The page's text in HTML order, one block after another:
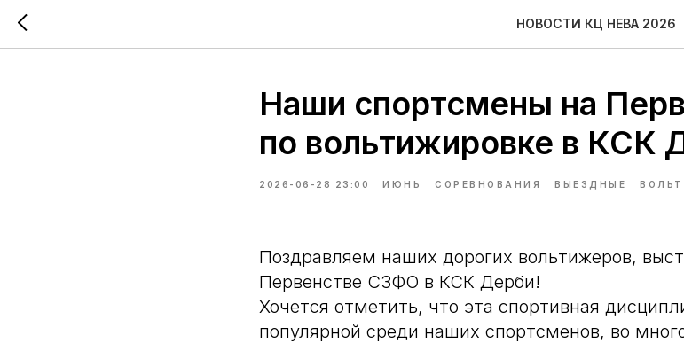
НОВОСТИ КЦ НЕВА 2026
Наши спортсмены на
по вольтижировке в КСК
2026-06-28 23:00 ИЮНЬ СОРЕВНОВАНИЯ ВЫЕЗДНЫЕ
Поздравляем наших дорогих вольтижеров,
Первенстве СЗФО в КСК Дерби!
Хочется отметить, что эта спортивная
популярной среди наших спортсменов, во